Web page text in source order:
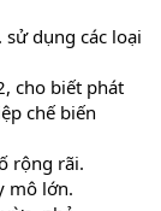
sử dụng các loại
cho biết phát
chế biến
rộng rãi.
mô lớn.